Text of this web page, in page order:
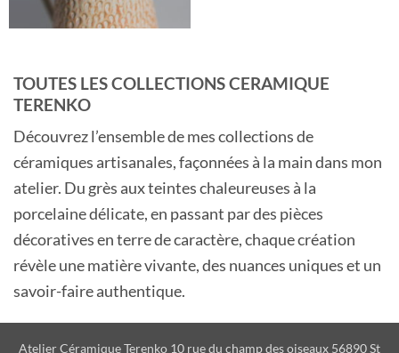
TOUTES LES COLLECTIONS CERAMIQUE
TERENKO
Découvrez l’ensemble de mes collections de
céramiques artisanales, façonnées à la main dans mon
atelier. Du grès aux teintes chaleureuses à la
porcelaine délicate, en passant par des pièces
décoratives en terre de caractère, chaque création
révèle une matière vivante, des nuances uniques et un
savoir-faire authentique.
Atelier Céramique Terenko 10 rue du champ des oiseaux 56890 St